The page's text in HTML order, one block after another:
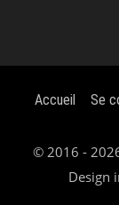
Accueil Se
© 2016 -
Design